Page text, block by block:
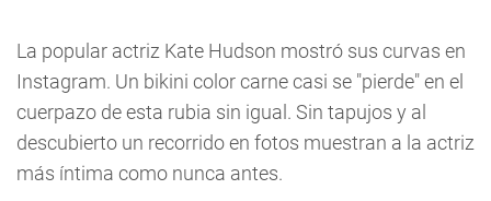
La popular actriz Kate Hudson mostró sus curvas en
Instagram. Un bikini color carne casi se "pierde" en el
cuerpazo de esta rubia sin igual. Sin tapujos y al
descubierto un recorrido en fotos muestran a la actriz
más íntima como nunca antes.